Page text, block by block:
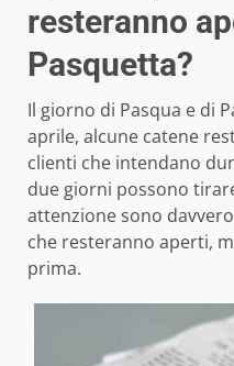
resteranno
Pasquetta?
Il giorno di Pasqua e di
aprile, alcune catene
clienti che intendano
due giorni possono
attenzione sono
che resteranno aperti,
prima.